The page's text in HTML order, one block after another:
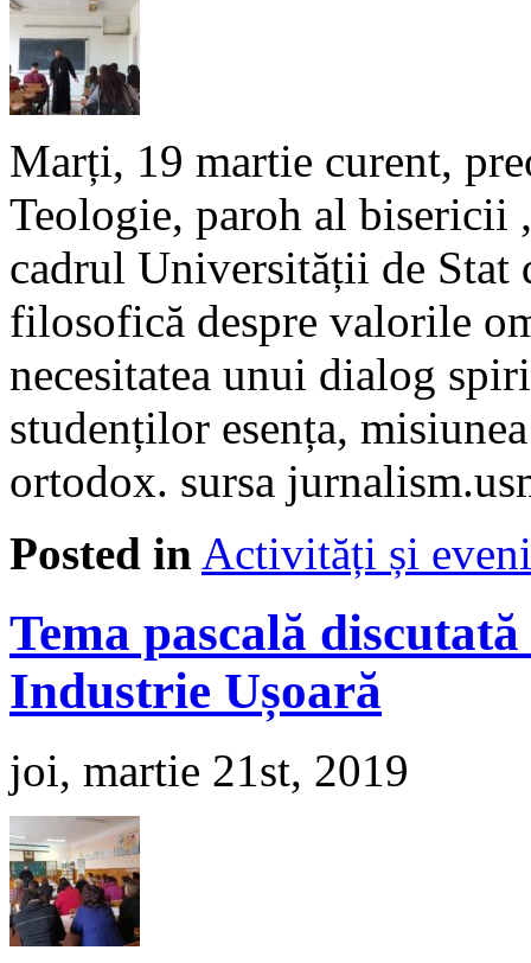
Marți, 19 martie curent,
Teologie, paroh al bisericii
cadrul Universității de
filosofică despre valorile
necesitatea unui dialog
studenților esența,
ortodox. sursa
Posted in Activități și
Tema pascală
Industrie Ușoară
joi, martie 21st, 2019